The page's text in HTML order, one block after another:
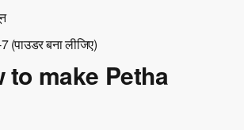
(पाउडर बना लीजिए)
to make Petha